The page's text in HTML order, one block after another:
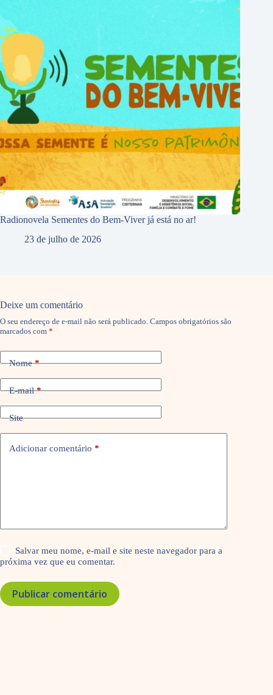
Radionovela Sementes do Bem-Viver já está no ar!
23 de julho de 2026
Deixe um comentário
O seu endereço de e-mail não será publicado. Campos obrigatórios são
marcados com *
Nome*
E-mail*
Site
Adicionar comentário *
Salvar meu nome, e-mail e site neste navegador para a
próxima vez que eu comentar.
Publicar comentário